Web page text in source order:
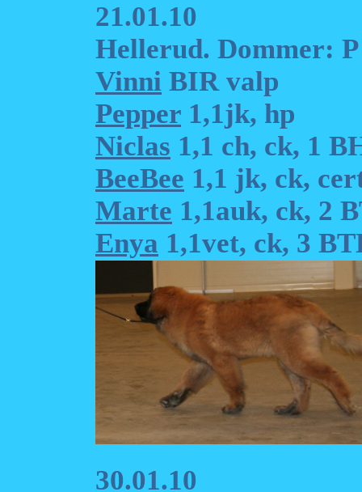
21.01.10
Hellerud. Dommer:
Vinni BIR valp
Pepper 1,1jk, hp
Niclas 1,1 ch, ck, 1
BeeBee 1,1 jk, ck,
Marte 1,1auk, ck, 2
Enya 1,1vet, ck, 3
30.01.10